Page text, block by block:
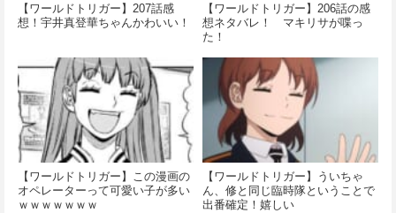
【ワールドトリガー】207話感
想！宇井真登華ちゃんかわいい！
【ワールドトリガー】206話の感
想ネタバレ！ マキリサが喋っ
た！
【ワールドトリガー】この漫画の
オペレーターって可愛い子が多い
ｗｗｗｗｗｗｗ
【ワールドトリガー】ういちゃ
ん、修と同じ臨時隊ということで
出番確定！嬉しい